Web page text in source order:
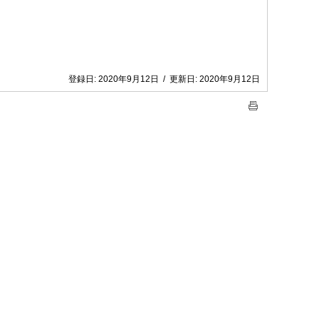
登録日: 2020年9月12日 / 更新日: 2020年9月12日